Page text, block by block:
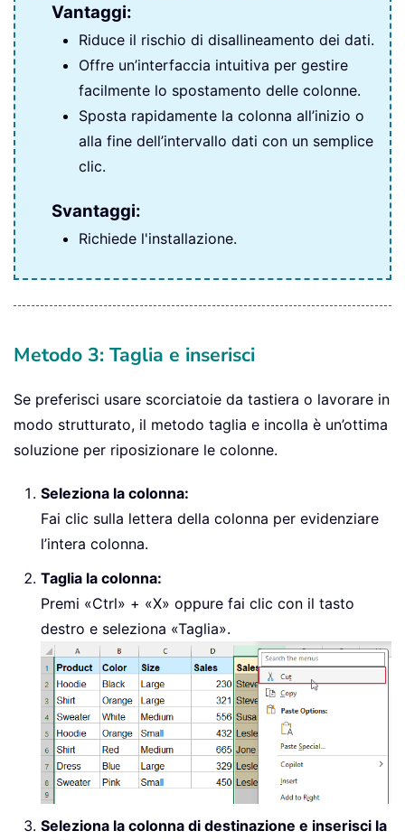
Vantaggi:
Riduce il rischio di disallineamento dei dati.
Offre un’interfaccia intuitiva per gestire
facilmente lo spostamento delle colonne.
Sposta rapidamente la colonna all’inizio o
alla fine dell’intervallo dati con un semplice
clic.
Svantaggi:
Richiede l'installazione.
Metodo 3: Taglia e inserisci
Se preferisci usare scorciatoie da tastiera o lavorare in
modo strutturato, il metodo taglia e incolla è un’ottima
soluzione per riposizionare le colonne.
Seleziona la colonna:
Fai clic sulla lettera della colonna per evidenziare
l’intera colonna.
Taglia la colonna:
Premi «Ctrl» + «X» oppure fai clic con il tasto
destro e seleziona «Taglia».
Seleziona la colonna di destinazione e inserisci la